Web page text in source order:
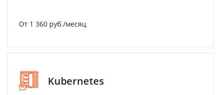
От 1 360 руб./месяц
Kubernetes